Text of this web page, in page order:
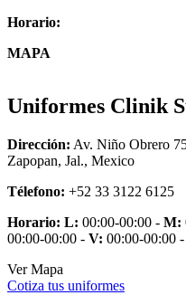
Horario:
MAPA
Uniformes Clinik
Dirección: Av. Niño Obrero
Zapopan, Jal., Mexico
Télefono: +52 33 3122 6125
Horario: L: 00:00-00:00 - M:
00:00-00:00 - V: 00:00-00:00 -
Ver Mapa
Cotiza tus uniformes